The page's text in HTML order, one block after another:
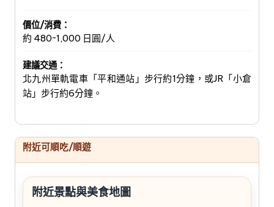
價位/消費：
約 480~1,000 日圓/人
建議交通：
北九州單軌電車「平和通站」步行約1分鐘，或JR「小倉
站」步行約6分鐘。
附近可順吃/順遊
附近景點與美食地圖